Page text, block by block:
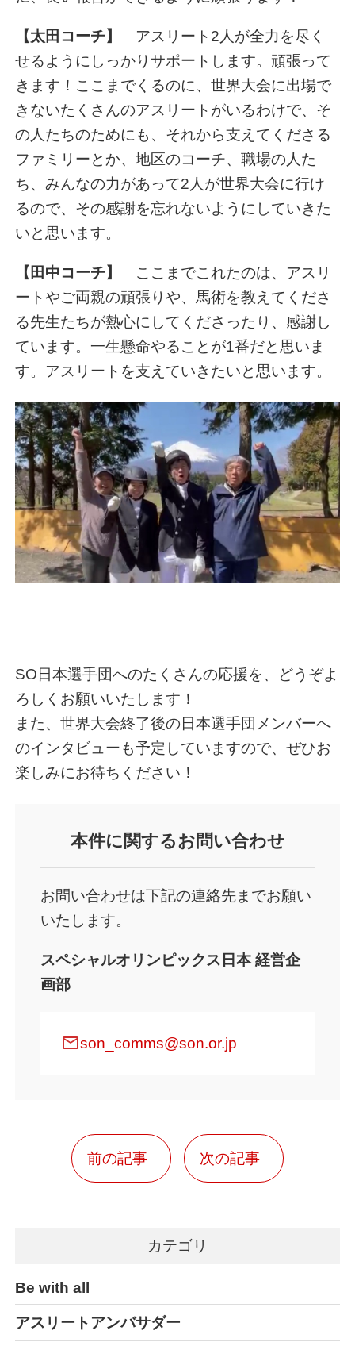
【太田コーチ】
アスリート2人が全力を尽く
せるようにしっかりサポートします。頑張って
きます！ここまでくるのに、世界大会に出場で
きないたくさんのアスリートがいるわけで、そ
の人たちのためにも、それから支えてくださる
ファミリーとか、地区のコーチ、職場の人た
ち、みんなの力があって2人が世界大会に行け
るので、その感謝を忘れないようにしていきた
いと思います。
【田中コーチ】
ここまでこれたのは、アスリ
ートやご両親の頑張りや、馬術を教えてくださ
る先生たちが熱心にしてくださったり、感謝し
ています。一生懸命やることが1番だと思いま
す。アスリートを支えていきたいと思います。
SO日本選手団へのたくさんの応援を、どうぞよ
ろしくお願いいたします！
また、世界大会終了後の日本選手団メンバーへ
のインタビューも予定していますので、ぜひお
楽しみにお待ちください！
本件に関するお問い合わせ
お問い合わせは下記の連絡先までお願い
いたします。
スペシャルオリンピックス日本 経営企
画部
mailson_comms@son.or.jp
前の記事 次の記事
カテゴリ
Be with all
アスリートアンバサダー